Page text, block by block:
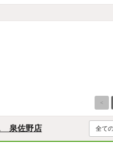
<
泉佐野店 全て